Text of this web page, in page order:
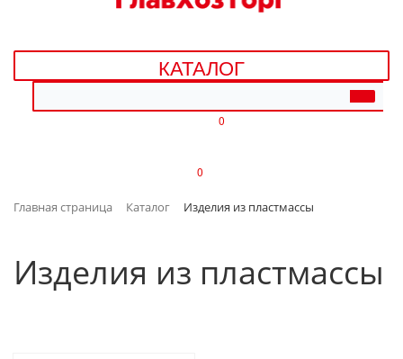
ДЕТСКИЕ ТОВАРЫ
ИНТЕРЬЕР
КАНЦТОВАРЫ
КАТАЛОГ
0
0
Главная страница Каталог Изделия из пластмассы
Изделия из пластмассы